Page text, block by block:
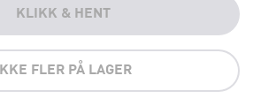
KLIKK & HENT
IKKE FLER PÅ LAGER